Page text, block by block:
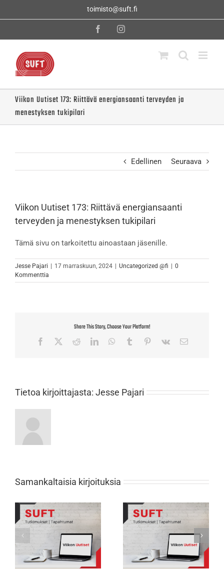
toimisto@suft.fi
FacebookInstagram
Viikon Uutiset 173: Riittävä energiansaanti terveyden ja
menestyksen tukipilari
Edellinen Seuraava
Viikon Uutiset 173: Riittävä energiansaanti
terveyden ja menestyksen tukipilari
Tämä sivu on tarkoitettu ainoastaan jäsenille.
Jesse Pajari | 17 marraskuun, 2024 | Uncategorized @fi | 0
Kommenttia
Share This Story, Choose Your Platform!
Facebook RedditLinkedInWhatsApp
Tumblr Pinterest
Vk Sähköposti
Tietoa kirjoittajasta: Jesse Pajari
Samankaltaisia kirjoituksia
Viikon Uutiset 232: Tarkkana selän
rasitusmurtumien kanssa
Viikon Uutiset 231: Nuorten
urheilijoiden biologisessa
kehityksessä suuria eroja